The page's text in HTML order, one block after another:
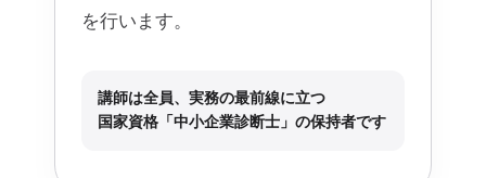
を行います。
講師は全員、実務の最前線に立つ
国家資格「中小企業診断士」の保持者です